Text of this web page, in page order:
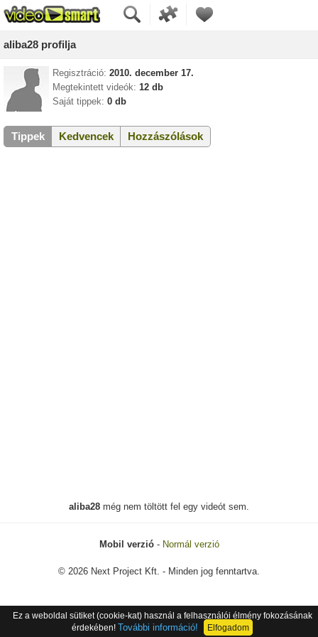
aliba28 profilja
Regisztráció: 2010. december 17.
Megtekintett videók: 12 db
Saját tippek: 0 db
Tippek Kedvencek Hozzászólások
aliba28 még nem töltött fel egy videót sem.
Mobil verzió- Normál verzió
© 2026 Next Project Kft. - Minden jog fenntartva.
Ez a weboldal sütiket (cookie-kat) használ a felhasználói élmény fokozásának
érdekében! További információ! Elfogadom